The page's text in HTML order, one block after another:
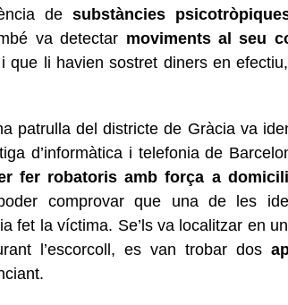
de substàncies
va detectar moviments al seu
que li havien sostret diners en
patrulla del districte de Gràcia va
d’informàtica i telefonia de
fer robatoris amb força a
comprovar que una de les
fet la víctima. Se’ls va localitzar en un
l’escorcoll, es van trobar dos